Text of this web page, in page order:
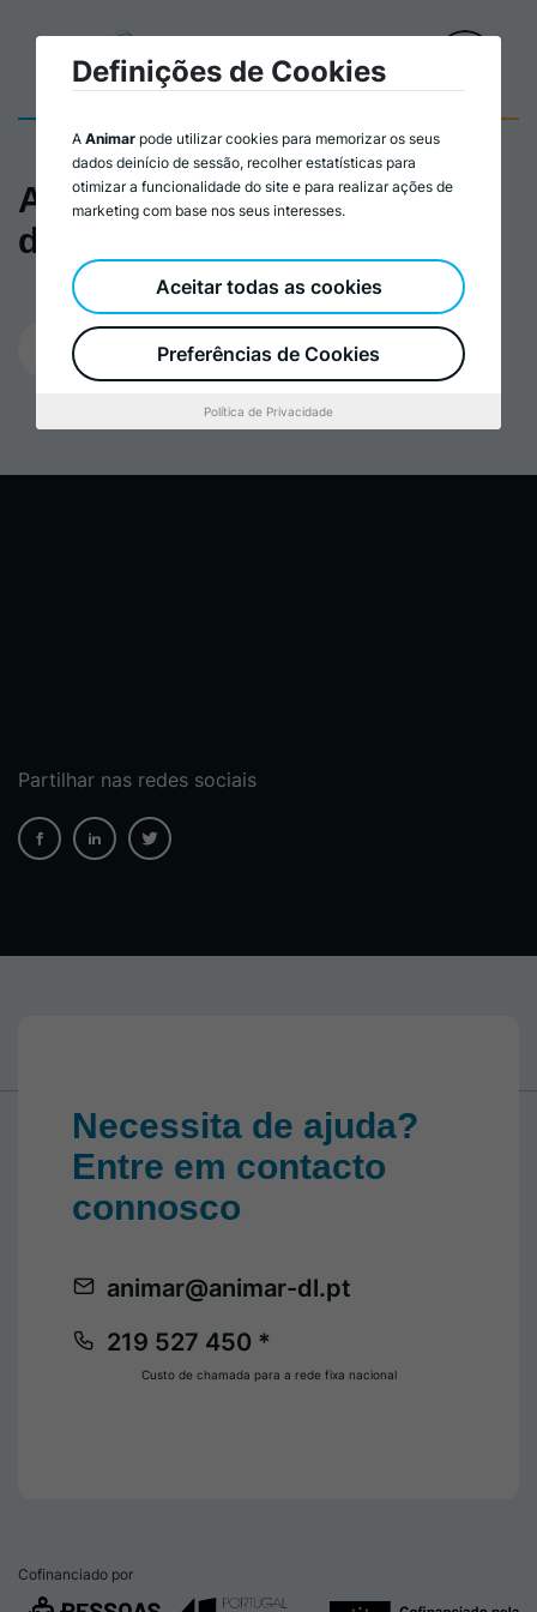
Agenda do Dia Internacional
da Juventude 2022
27/04/2023
Partilhar nas redes sociais
Necessita de ajuda?
Entre em contacto
connosco
219 527 450 *
animar@animar-dl.pt
Custo de chamada para a rede fixa nacional
Cofinanciado por
Definições de Cookies
A Animar pode utilizar cookies para memorizar os seus
dados deinício de sessão, recolher estatísticas para
otimizar a funcionalidade do site e para realizar ações de
marketing com base nos seus interesses.
Preferências de Cookies
Aceitar todas as cookies
Política de Privacidade